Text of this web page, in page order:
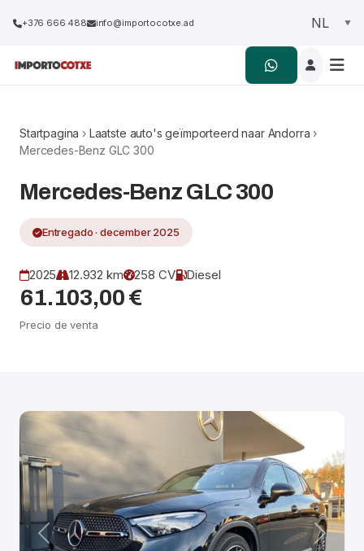
+376 666 488 info@importocotxe.ad
Startpagina › Laatste auto's geïmporteerd naar Andorra ›
Mercedes-Benz GLC 300
Mercedes-Benz GLC 300
Entregado · december 2025
2025 12.932 km 258 CV Diesel
61.103,00 €
Precio de venta
Anterior